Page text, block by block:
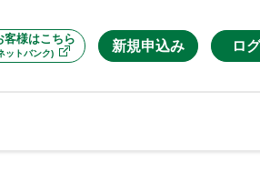
客様はこちら
ットバンク) 新規申込み ロ